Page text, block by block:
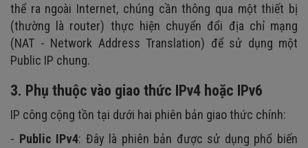
thể ra ngoài Internet, chúng cần thông qua một thiết bị
(thường là router) thực hiện chuyển đổi địa chỉ mạng
(NAT - Network Address Translation) để sử dụng một
Public IP chung.
3. Phụ thuộc vào giao thức IPv4 hoặc IPv6
IP công cộng tồn tại dưới hai phiên bản giao thức chính:
- Public IPv4: Đây là phiên bản được sử dụng phổ biến